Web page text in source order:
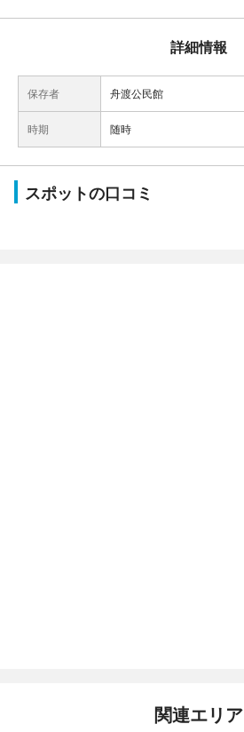
詳細情報
保存者 舟渡公民館
時期 随時
スポットの口コミ
関連エリア